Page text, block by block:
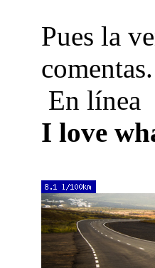
Pues la
En línea
I love